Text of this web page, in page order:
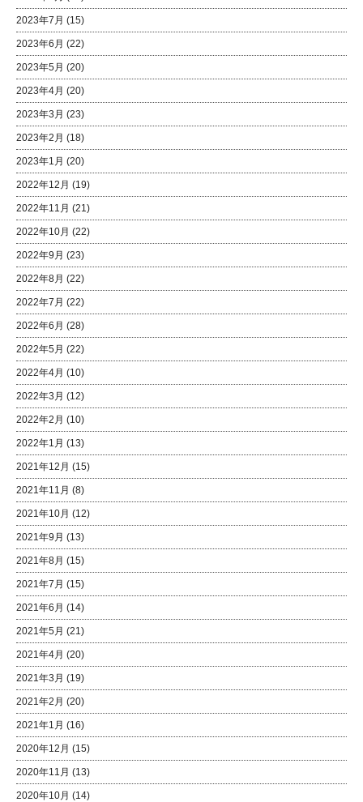
2023年7月 (15)
2023年6月 (22)
2023年5月 (20)
2023年4月 (20)
2023年3月 (23)
2023年2月 (18)
2023年1月 (20)
2022年12月 (19)
2022年11月 (21)
2022年10月 (22)
2022年9月 (23)
2022年8月 (22)
2022年7月 (22)
2022年6月 (28)
2022年5月 (22)
2022年4月 (10)
2022年3月 (12)
2022年2月 (10)
2022年1月 (13)
2021年12月 (15)
2021年11月 (8)
2021年10月 (12)
2021年9月 (13)
2021年8月 (15)
2021年7月 (15)
2021年6月 (14)
2021年5月 (21)
2021年4月 (20)
2021年3月 (19)
2021年2月 (20)
2021年1月 (16)
2020年12月 (15)
2020年11月 (13)
2020年10月 (14)